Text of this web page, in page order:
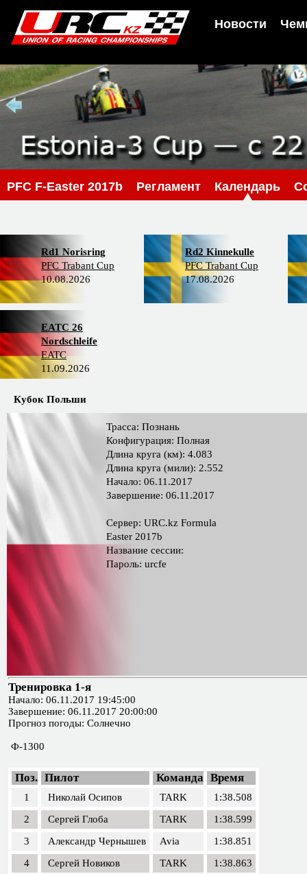
Новости
PFС F-Easter 2017b Регламент Календарь
Rd1 Norisring
PFC Trabant Cup
10.08.2026
Rd2 Kinnekulle
PFC Trabant Cup
17.08.2026
EATC 26
Nordschleife
EATC
11.09.2026
Кубок Польши
Трасса: Познань
Конфигурация: Полная
Длина круга (км): 4.083
Длина круга (мили): 2.552
Начало: 06.11.2017
Завершение: 06.11.2017
Сервер: URC.kz Formula
Easter 2017b
Название сессии:
Пароль: urcfe
Тренировка 1-я
Начало: 06.11.2017 19:45:00
Завершение: 06.11.2017 20:00:00
Прогноз погоды: Солнечно
Ф-1300
Поз. Пилот Команда Время
1 Николай Осипов TARK
1:38.508
2
Сергей Глоба TARK
1:38.599
3
Александр Чернышев Avia
1:38.851
4
Сергей Новиков TARK
1:38.863